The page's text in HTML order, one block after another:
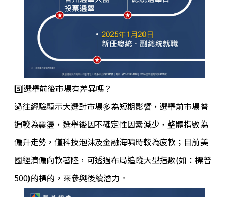
5️⃣選舉前後市場有差異嗎？
過往經驗顯示大選對市場多為短期影響，選舉前市場普
遍較為震盪，選舉後因不確定性因素減少，整體指數為
偏升走勢，僅科技泡沫及金融海嘯時較為疲軟；目前美
國經濟偏向軟著陸，可透過布局追蹤大型指數(如：標普
500)的標的，來參與後續潛力。